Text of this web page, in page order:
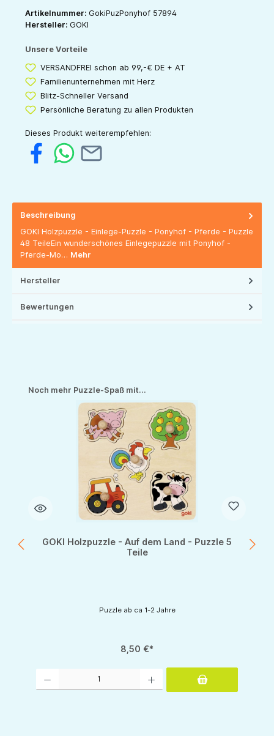
Artikelnummer: GokiPuzPonyhof 57894
Hersteller: GOKI
Unsere Vorteile
VERSANDFREI schon ab 99,-€ DE + AT
Familienunternehmen mit Herz
Blitz-Schneller Versand
Persönliche Beratung zu allen Produkten
Dieses Produkt weiterempfehlen:
Beschreibung
GOKI Holzpuzzle - Einlege-Puzzle - Ponyhof - Pferde - Puzzle
48 TeileEin wunderschönes Einlegepuzzle mit Ponyhof -
Pferde-Mo… Mehr
Hersteller
Bewertungen
Produktgalerie überspringen
Noch mehr Puzzle-Spaß mit...
GOKI Holzpuzzle - Auf dem Land - Puzzle 5
Teile
Puzzle ab ca 1-2 Jahre
8,50 €*